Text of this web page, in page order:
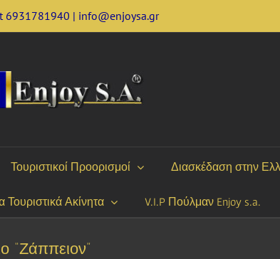
6931781940 | info@enjoysa.gr
Τουριστικοί Προορισμοί Διασκέδαση στην
Τουριστικά Ακίνητα V.I.P Πούλμαν Enjoy s.a.
“Ζάππειον”